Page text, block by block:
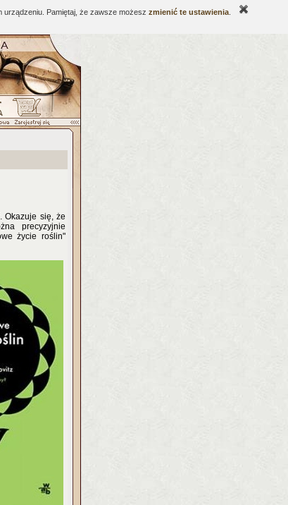
Pamiętaj, że zawsze możesz zmienić te ustawienia
Okazuje się, że
precyzyjnie
życie roślin"